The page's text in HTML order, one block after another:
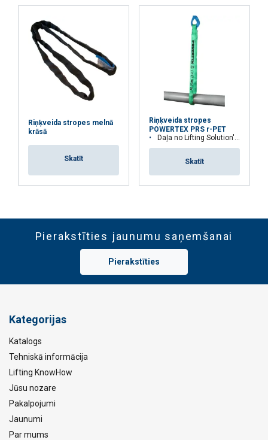
Riņķveida stropes melnā
krāsā
Skatīt
Riņķveida stropes
POWERTEX PRS r-PET
Daļa no Lifting Solution's Group Aspire Range™
Skatīt
Pierakstīties jaunumu saņemšanai
Pierakstīties
Kategorijas
Katalogs
Tehniskā informācija
Lifting KnowHow
Jūsu nozare
Pakalpojumi
Jaunumi
Par mums